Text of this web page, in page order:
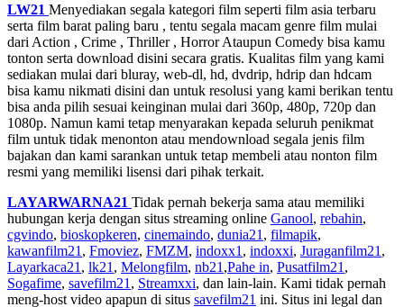
LW21 Menyediakan segala kategori film seperti film asia terbaru
serta film barat paling baru , tentu segala macam genre film mulai
dari Action , Crime , Thriller , Horror Ataupun Comedy bisa kamu
tonton serta download disini secara gratis. Kualitas film yang kami
sediakan mulai dari bluray, web-dl, hd, dvdrip, hdrip dan hdcam
bisa kamu nikmati disini dan untuk resolusi yang kami berikan tentu
bisa anda pilih sesuai keinginan mulai dari 360p, 480p, 720p dan
1080p. Namun kami tetap menyarakan kepada seluruh penikmat
film untuk tidak menonton atau mendownload segala jenis film
bajakan dan kami sarankan untuk tetap membeli atau nonton film
resmi yang memiliki lisensi dari pihak terkait.
LAYARWARNA21 Tidak pernah bekerja sama atau memiliki
hubungan kerja dengan situs streaming online Ganool, rebahin,
cgvindo, bioskopkeren, cinemaindo, dunia21 , filmapik,
kawanfilm21 , Fmoviez, FMZM, indoxx1 , indoxxi, Juraganfilm21 ,
Layarkaca21 , lk21 , Melongfilm, nb21 ,Pahe in, Pusatfilm21 ,
Sogafime, savefilm21 , Streamxxi, dan lain-lain. Kami tidak pernah
meng-host video apapun di situs savefilm21 ini. Situs ini legal dan